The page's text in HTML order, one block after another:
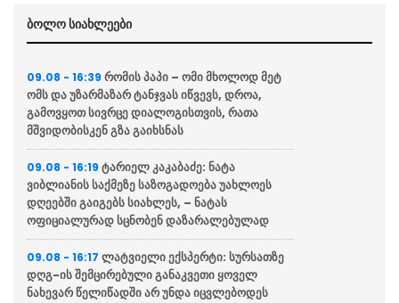
ბოლო სიახლეები
09.08 - 16:39 რომის პაპი – ომი მხოლოდ მეტ
ომს და უზარმაზარ ტანჯვას იწვევს, დროა,
გამოვყოთ სივრცე დიალოგისთვის, რათა
მშვიდობისკენ გზა გაიხსნას
09.08 - 16:19 ტარიელ კაკაბაძე: ნატა
ვიბლიანის საქმეზე საზოგადოება უახლოეს
დღეებში გაიგებს სიახლეს, – ნატას
ოფიციალურად სცნობენ დაზარალებულად
09.08 - 16:17 ლატვიელი ექსპერტი: სურსათზე
დღგ-ის შემცირებული განაკვეთი ყოველ
ნახევარ წელიწადში არ უნდა იცვლებოდეს